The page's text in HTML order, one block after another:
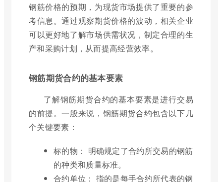
钢筋价格的预期，为现货市场提供了重要的参
考信息。通过观察期货价格的波动，相关企业
可以更好地了解市场供需状况，制定合理的生
产和采购计划，从而提高经营效率。
钢筋期货合约的基本要素
了解钢筋期货合约的基本要素是进行交易
的前提。一般来说，钢筋期货合约包含以下几
个关键要素：
标的物： 明确规定了合约所交易的钢筋
的种类和质量标准。
合约单位： 指的是每手合约所代表的钢